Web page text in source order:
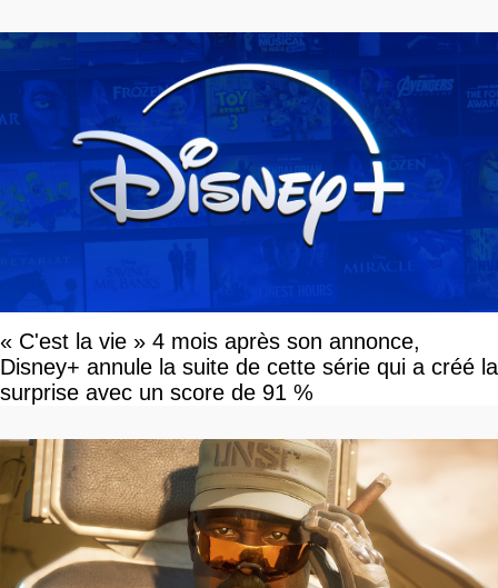
« C'est la vie » 4 mois après son annonce,
Disney+ annule la suite de cette série qui a créé la
surprise avec un score de 91 %